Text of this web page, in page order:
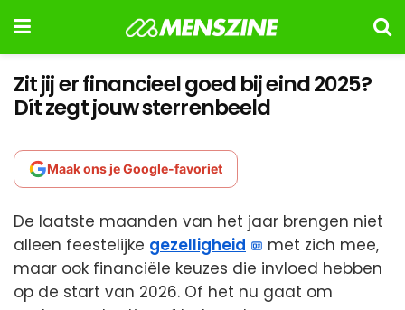
Zit jij er financieel goed bij eind 2025?
Dít zegt jouw sterrenbeeld
Maak ons je Google-favoriet
De laatste maanden van het jaar brengen niet
alleen feestelijke gezelligheid
met zich mee,
maar ook financiële keuzes die invloed hebben
op de start van 2026. Of het nu gaat om